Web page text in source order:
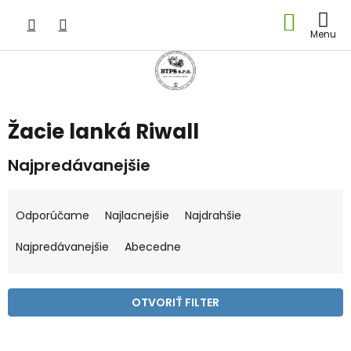
obsah
KOŠÍK
Žacie lanká Riwall
Najpredávanejšie
a
e
i
p
Odporúčame Najlacnejšie
Najdrahšie
Najpredávanejšie
Abecedne
OTVORIŤ FILTER